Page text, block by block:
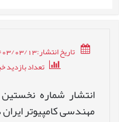
تاریخ انتشار:1403/03/13
تعداد بازدید
انتشار شماره
مهندسی کامپیوتر ایران